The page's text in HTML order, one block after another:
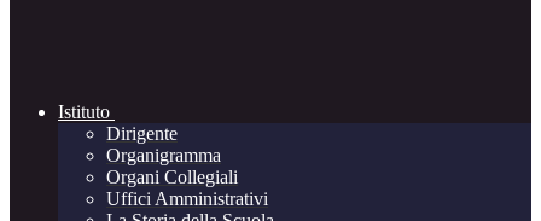
Istituto
Dirigente
Organigramma
Organi Collegiali
Uffici Amministrativi